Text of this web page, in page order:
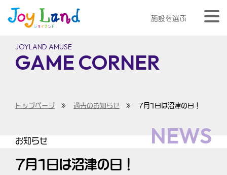
施設を選ぶ
JOYLAND AMUSE
GAME CORNER
トップページ » 過去のお知らせ » 7月1日は沼津の日！
お知らせ NEWS
7月1日は沼津の日！